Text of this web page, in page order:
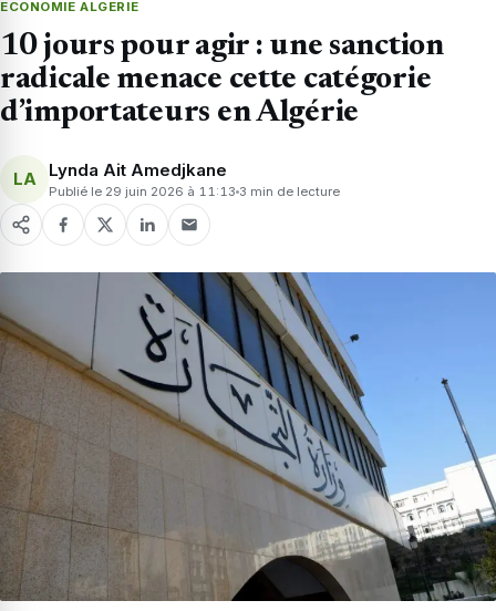
ECONOMIE ALGERIE
10 jours pour agir : une sanction
radicale menace cette catégorie
d’importateurs en Algérie
LA Lynda Ait Amedjkane
Publié le 29 juin 2026 à 11:13 3 min de lecture